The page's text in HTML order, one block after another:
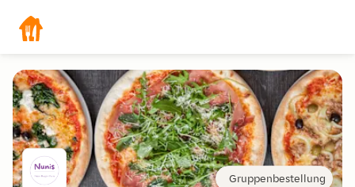
Gruppenbestellung